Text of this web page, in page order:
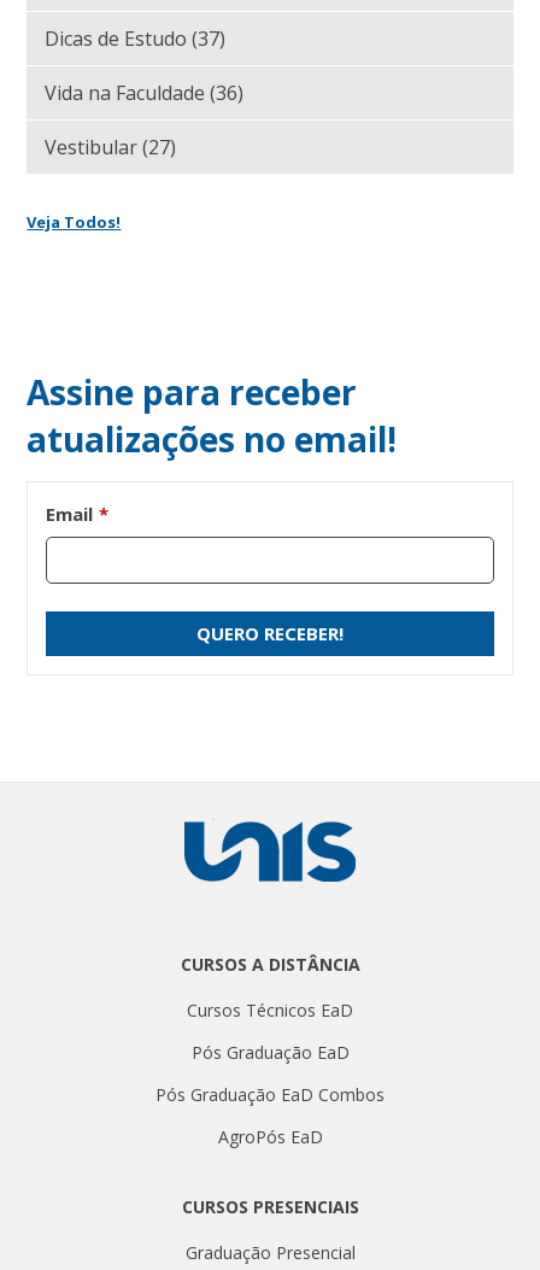
Dicas de Estudo(37)
Vida na Faculdade(36)
Vestibular(27)
Veja Todos!
Assine para receber
atualizações no email!
Email *
CURSOS A DISTÂNCIA
Cursos Técnicos EaD
Pós Graduação EaD
Pós Graduação EaD Combos
AgroPós EaD
CURSOS PRESENCIAIS
Graduação Presencial